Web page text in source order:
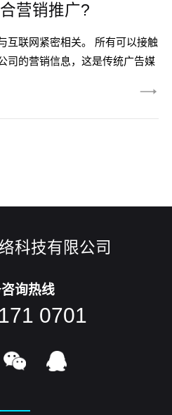
营销推广?
互联网紧密相关。 所有可以接触
司的营销信息，这是传统广告媒
、 全网营销是必由之路您必须
直存在。 在互联网时代，网络营
科技有限公司
询热线
0701